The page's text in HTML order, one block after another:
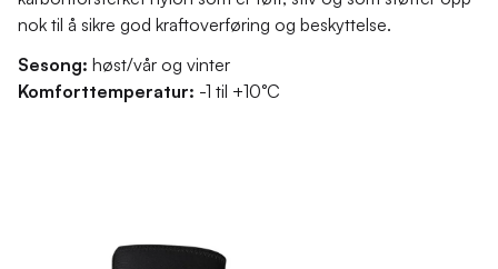
nok til å sikre god kraftoverføring og beskyttelse.
Sesong: høst/vår og vinter
Komforttemperatur: -1 til +10°C